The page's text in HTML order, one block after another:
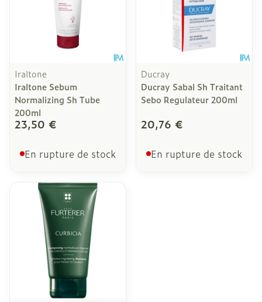
Iraltone
Iraltone Sebum
Normalizing Sh Tube
200ml
23,50 €
En rupture de stock
Ducray
Ducray Sabal Sh Traitant
Sebo Regulateur 200ml
20,76 €
En rupture de stock